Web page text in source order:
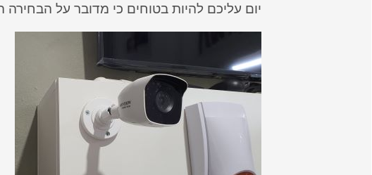
יום עליכם להיות בטוחים כי מדובר על הבחירה